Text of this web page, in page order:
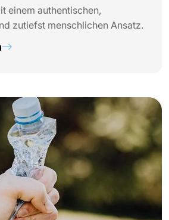
einem authentischen,
zutiefst menschlichen Ansatz.